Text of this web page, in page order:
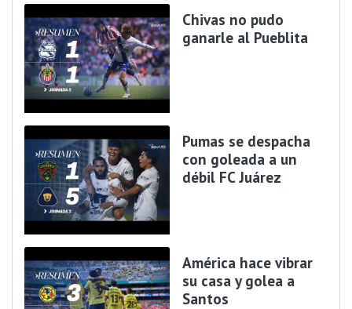
Chivas no pudo
ganarle al Pueblita
Pumas se despacha
con goleada a un
débil FC Juárez
América hace vibrar
su casa y golea a
Santos